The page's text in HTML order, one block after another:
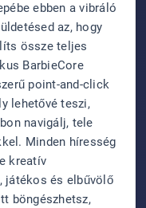
ebben a vibráló
az, hogy
össze teljes
BarbieCore
point-and-click
lehetővé teszi,
navigálj, tele
Minden híresség
kreatív
játékos és elbűvölő
böngészhetsz,